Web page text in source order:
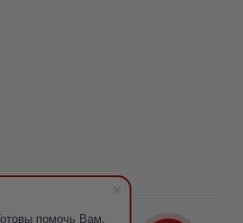
помочь Вам.